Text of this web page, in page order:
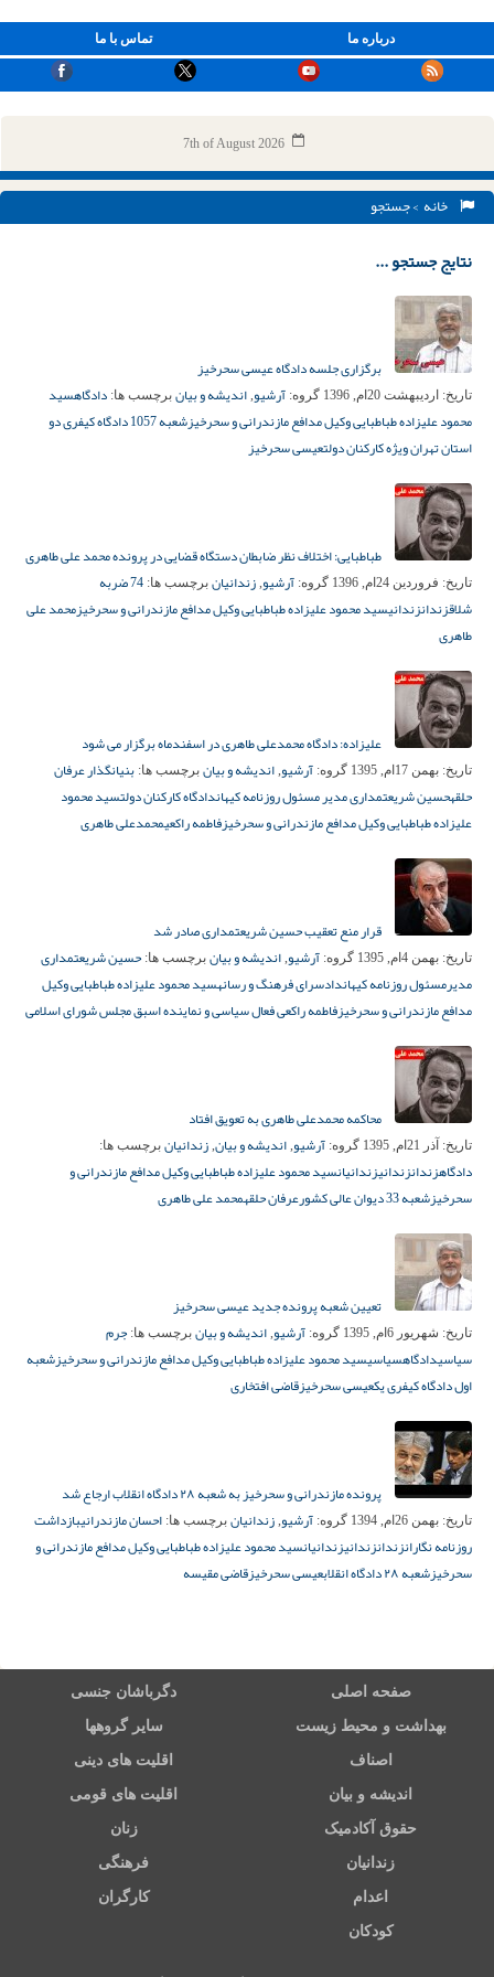
تماس با ما درباره ما
7th of August 2026
خانه > جستجو
نتایج جستجو ...
برگزاری جلسه دادگاه عیسی سحرخیز
تاریخ: اردیبهشت 20ام, 1396 گروه: آرشیو, اندیشه و بیان برچسب ها: دادگاهسید
محمود علیزاده طباطبایی وکیل مدافع مازندرانی و سحرخیز
شعبه 1057 دادگاه کیفری دو
استان تهران ویژه کارکنان دولتعیسی سحرخیز
طباطبایی: اختلاف نظر ضابطان دستگاه قضایی در پرونده محمد علی طاهری
تاریخ: فروردین 24ام, 1396 گروه: آرشیو, زندانیان برچسب ها:
74 ضربه
شلاقزندانزندانیسید محمود علیزاده طباطبایی وکیل مدافع مازندرانی و سحرخیزمحمد علی
طاهری
علیزاده: دادگاه محمدعلی طاهری در اسفندماه برگزار می شود
تاریخ: بهمن 17ام, 1395 گروه: آرشیو, اندیشه و بیان برچسب ها: بنیانگذار عرفان
حلقهحسین شریعتمداری مدیر مسئول روزنامه کیهاندادگاه کارکنان دولتسید محمود
علیزاده طباطبایی وکیل مدافع مازندرانی و سحرخیزفاطمه راکعیمحمدعلی طاهری
قرار منع تعقیب حسین شریعتمداری صادر شد
تاریخ: بهمن 4ام, 1395 گروه: آرشیو, اندیشه و بیان برچسب ها: حسین شریعتمداری
مدیرمسئول روزنامه کیهاندادسرای فرهنگ و رسانهسید محمود علیزاده طباطبایی وکیل
مدافع مازندرانی و سحرخیزفاطمه راکعی فعال سیاسی و نماینده اسبق مجلس شورای اسلامی
محاکمه محمدعلی طاهری به تعویق افتاد
تاریخ: آذر 21ام, 1395 گروه: آرشیو, اندیشه و بیان, زندانیان برچسب ها:
دادگاهزندانزندانیزندانیانسید محمود علیزاده طباطبایی وکیل مدافع مازندرانی و
سحرخیزشعبه 33 دیوان عالی کشور عرفان حلقهمحمد علی طاهری
تعیین شعبه پرونده جدید عیسی سحرخیز
تاریخ: شهریور 6ام, 1395 گروه: آرشیو, اندیشه و بیان برچسب ها: جرم
سیاسیدادگاهسیاسیسید محمود علیزاده طباطبایی وکیل مدافع مازندرانی و سحرخیزشعبه
اول دادگاه کیفری یکعیسی سحرخیزقاضی افتخاری
پرونده مازندرانی و سحرخیز به شعبه ۲۸ دادگاه انقلاب ارجاع شد
تاریخ: بهمن 26ام, 1394 گروه: آرشیو, زندانیان برچسب ها: احسان مازندرانیبازداشت
روزنامه نگارانزندانزندانیزندانیانسید محمود علیزاده طباطبایی وکیل مدافع مازندرانی و
سحرخیزشعبه ۲۸ دادگاه انقلاب عیسی سحرخیزقاضی مقیسه
صفحه اصلی دگرباشان جنسی
بهداشت و محیط زیست سایر گروهها
اصناف اقلیت های دینی
اندیشه و بیان اقلیت های قومی
حقوق آکادمیک زنان
زندانیان فرهنگی
اعدام کارگران
کودکان